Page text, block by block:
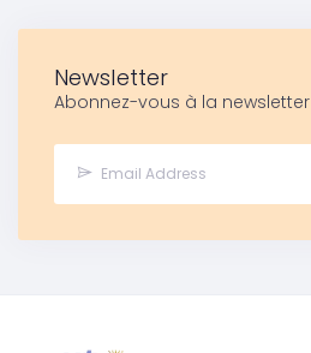
Newsletter
Abonnez-vous à la newsletter